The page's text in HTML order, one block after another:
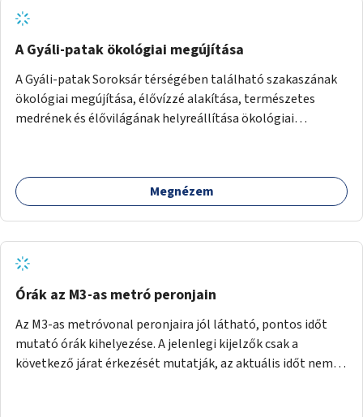
A Gyáli-patak ökológiai megújítása
A Gyáli-patak Soroksár térségében található szakaszának
ökológiai megújítása, élővízzé alakítása, természetes
medrének és élővilágának helyreállítása ökológiai
Megnézem
Órák az M3-as metró peronjain
Az M3-as metróvonal peronjaira jól látható, pontos időt
mutató órák kihelyezése. A jelenlegi kijelzők csak a
következő járat érkezését mutatják, az aktuális időt nem.